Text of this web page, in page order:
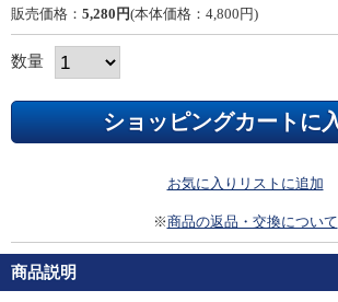
販売価格： 5,280円(本体価格：4,800円)
数量
お気に入りリストに追加
※商品の返品・交換について
商品説明